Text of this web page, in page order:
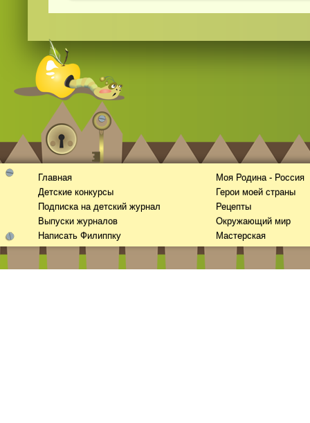
Главная
Детские конкурсы
Подписка на детский журнал
Выпуски журналов
Написать Филиппку
Моя Родина - Россия
Герои моей страны
Рецепты
Окружающий мир
Мастерская